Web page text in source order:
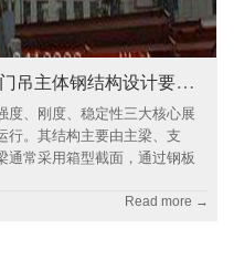
广西百色龙门吊厂家 轨道式龙门吊主体钢结构设计要点解析
度、刚度、稳定性三大核心展
行。其结构主要由主梁、支
通常采用箱型截面，通过钢板
Read more →